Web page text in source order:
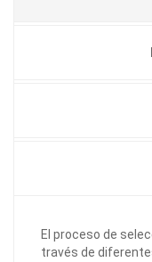
El proceso de
través de